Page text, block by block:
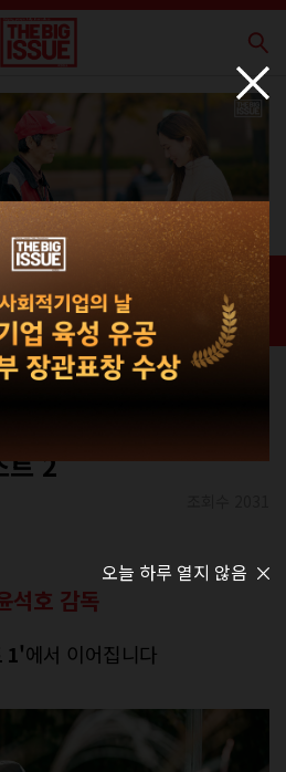
홈 / 매거진 / 신간 · 과월호
트 2
석호 감독
1'에서 이어집니다
오늘 하루 열지 않음